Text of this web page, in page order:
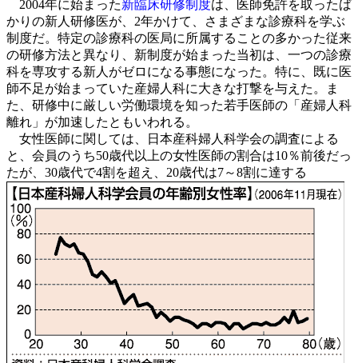
2004年に始まった新臨床研修制度は、医師免許を取ったば
かりの新人研修医が、2年かけて、さまざまな診療科を学ぶ
制度だ。特定の診療科の医局に所属することの多かった従来
の研修方法と異なり、新制度が始まった当初は、一つの診療
科を専攻する新人がゼロになる事態になった。特に、既に医
師不足が始まっていた産婦人科に大きな打撃を与えた。ま
た、研修中に厳しい労働環境を知った若手医師の「産婦人科
離れ」が加速したともいわれる。
女性医師に関しては、日本産科婦人科学会の調査による
と、会員のうち50歳代以上の女性医師の割合は10％前後だっ
たが、30歳代で4割を超え、20歳代は7～8割に達する